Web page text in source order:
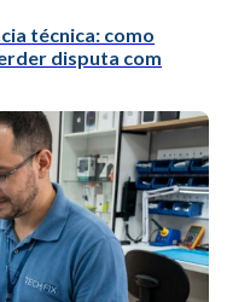
técnica: como
disputa com